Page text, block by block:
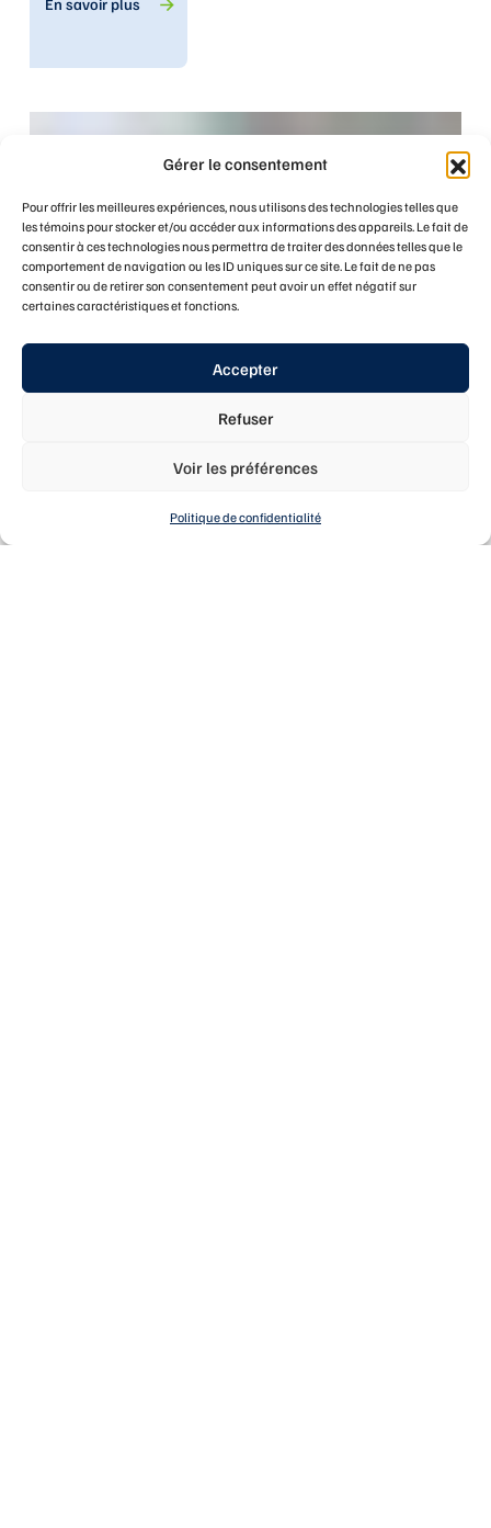
Gérer le consentement
Pour offrir les meilleures expériences, nous utilisons des technologies telles que
les témoins pour stocker et/ou accéder aux informations des appareils. Le fait de
consentir à ces technologies nous permettra de traiter des données telles que le
comportement de navigation ou les ID uniques sur ce site. Le fait de ne pas
consentir ou de retirer son consentement peut avoir un effet négatif sur
certaines caractéristiques et fonctions.
Accepter
Refuser
Voir les préférences
Politique de confidentialité
En savoir plus